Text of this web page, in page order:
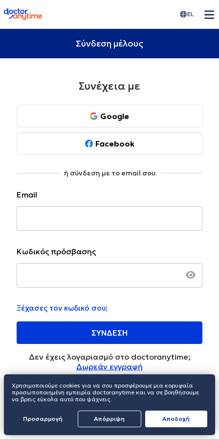
doctoranytime EL
Σύνδεση μέλους
Συνέχεια με
Google
Facebook
ή σύνδεση με το email σου
Email
Κωδικός πρόσβασης
Ξέχασες τον κωδικό σου;
ΣΥΝΔΕΣΗ
Δεν έχεις λογαριασμό στο doctoranytime;
Δωρεάν εγγραφή
Χρησιμοποιούμε cookies για να σου προσφέρουμε μια κορυφαία
προσωποποιημένη εμπειρία doctoranytime και να σε βοηθήσουμε
να βρεις εύκολα αυτό που ψάχνεις.
Προσαρμογή Απόρριψη Aποδοχή